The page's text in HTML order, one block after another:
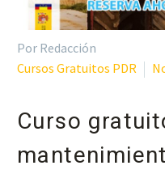
Por Redacción
Cursos Gratuitos PDR
Curso